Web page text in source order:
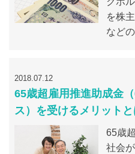
を株
など
2018.07.12
65歳超雇用推進助成金
ス）を受けるメリット
65歳
社会